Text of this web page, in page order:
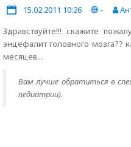
15.02.2011 10:26 -
Здравствуйте!!! скажите
энцефалит головного мозга??
месяцев...
Вам лучше обратиться в
педиатрии).